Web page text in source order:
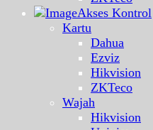
Akses Kontrol
Kartu
Dahua
Ezviz
Hikvision
ZKTeco
Wajah
Hikvision